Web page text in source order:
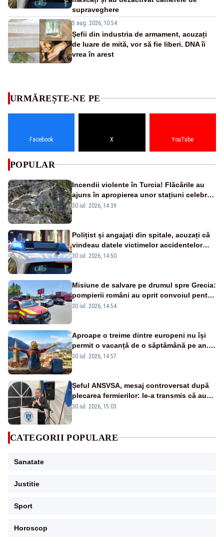
supraveghere
5 aug. 2026, 10:54
Șefii din industria de armament, acuzați
de luare de mită, vor să fie liberi. DNA îi
vrea în arest
URMĂREȘTE-NE PE
Facebook X YouTube
POPULAR
Incendii violente în Turcia! Flăcările au
ajuns în apropierea unor stațiuni celebre:
sute de persoane, evacuate
30 iul. 2026, 14:39
Polițist și angajați din spitale, acuzați că
vindeau datele victimelor accidentelor
rutiere: percheziții în București și Ilfov
30 iul. 2026, 14:50
Misiune de salvare pe drumul spre Grecia:
pompierii români au oprit convoiul pentru
a ajuta victimele unui accident din
30 iul. 2026, 14:54
Aproape o treime dintre europeni nu își
permit o vacanță de o săptămână pe an.
România, pe primul loc în UE
30 iul. 2026, 14:57
Șeful ANSVSA, mesaj controversat după
plecarea fermierilor: le-a transmis că au
fost dezinformați și că nu-și dă demisia
30 iul. 2026, 15:03
CATEGORII POPULARE
Sanatate
Justitie
Sport
Horoscop